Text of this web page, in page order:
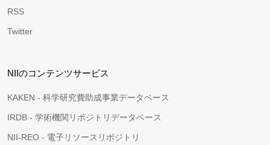
RSS
Twitter
NIIのコンテンツサービス
KAKEN - 科学研究費助成事業データベース
IRDB - 学術機関リポジトリデータベース
NII-REO - 電子リソースリポジトリ